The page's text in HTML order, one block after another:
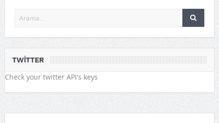
TWITTER
Check your twitter API's keys